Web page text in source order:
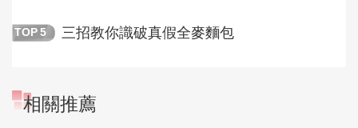
TOP 5 三招教你識破真假全麥麵包
相關推薦